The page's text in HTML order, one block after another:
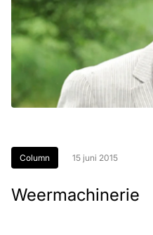
Column 15 juni 2015
Weermachinerie